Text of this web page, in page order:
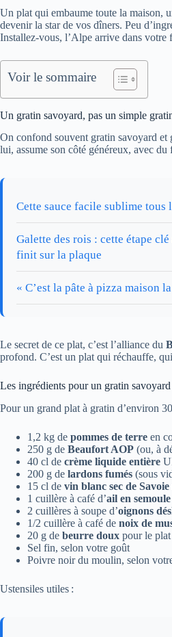
Un plat qui embaume toute la
devenir la star de vos dîners. Peu
Installez-vous, l’Alpe arrive dans votre
Voir le sommaire
Un gratin savoyard, pas un simple
On confond souvent gratin savoyard et
lui, assume son côté généreux, avec
Cette sauce facile sublime tous
Galette des rois : cette étape
finit sur la plaque
« C’est la pâte à pizza maison
Le secret de ce plat, c’est l’alliance du
profond. C’est un plat qui réchauffe,
Les ingrédients pour un gratin
Pour un grand plat à gratin d’environ
1,2 kg de pommes de terre en
250 g de Beaufort AOP (ou, à
40 cl de crème liquide entière
200 g de lardons fumés (sous
15 cl de vin blanc sec de Savoie
1 cuillère à café d’ail en semoule
2 cuillères à soupe d’oignons
1/2 cuillère à café de noix de
20 g de beurre doux pour le plat
Sel fin, selon votre goût
Poivre noir du moulin, selon
Ustensiles utiles :